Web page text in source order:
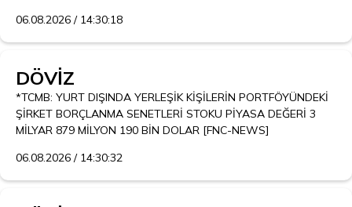
06.08.2026 / 14:30:18
DÖVİZ
*TCMB: YURT DIŞINDA YERLEŞİK KİŞİLERİN PORTFÖYÜNDEKİ
ŞİRKET BORÇLANMA SENETLERİ STOKU PİYASA DEĞERİ 3
MİLYAR 879 MİLYON 190 BİN DOLAR [FNC-NEWS]
06.08.2026 / 14:30:32